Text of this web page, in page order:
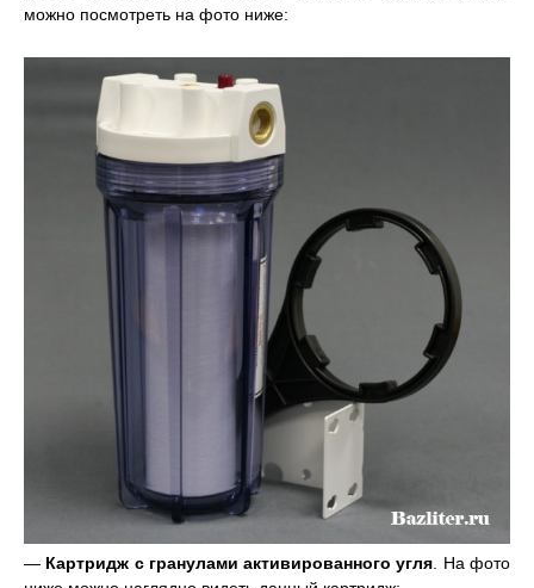
можно посмотреть на фото ниже:
— Картридж с гранулами активированного угля . На фото